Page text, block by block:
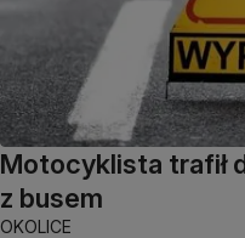
Motocyklista trafił
z busem
OKOLICE